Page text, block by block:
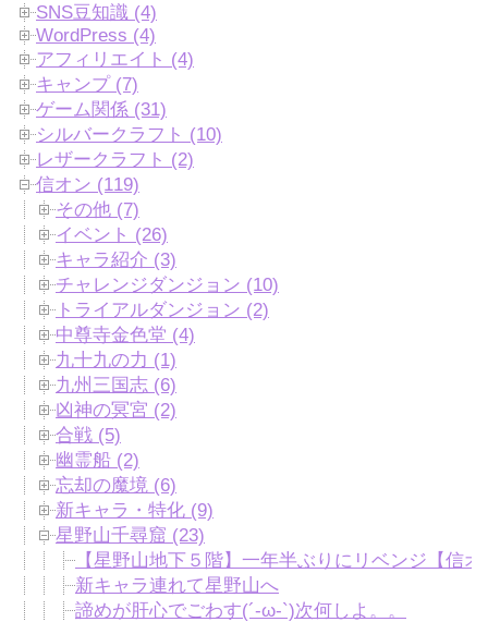
SNS豆知識 (4)
WordPress (4)
アフィリエイト (4)
キャンプ (7)
ゲーム関係 (31)
シルバークラフト (10)
レザークラフト (2)
信オン (119)
その他 (7)
イベント (26)
キャラ紹介 (3)
チャレンジダンジョン (10)
トライアルダンジョン (2)
中尊寺金色堂 (4)
九十九の力 (1)
九州三国志 (6)
凶神の冥宮 (2)
合戦 (5)
幽霊船 (2)
忘却の魔境 (6)
新キャラ・特化 (9)
星野山千尋窟 (23)
【星野山地下５階】一年半ぶりにリベンジ【信オ
新キャラ連れて星野山へ
諦めが肝心でごわす(´-ω-`)次何しよ。。